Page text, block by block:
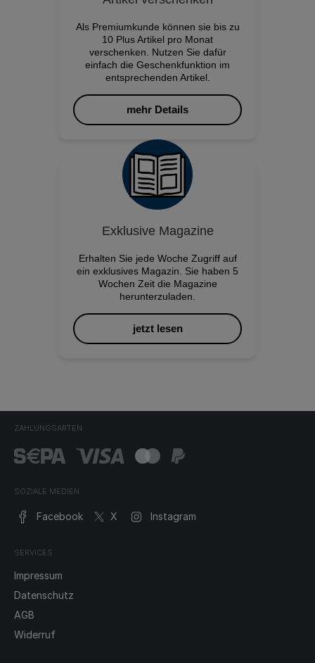
ZAHLUNGSARTEN
SOZIALE MEDIEN
Facebook X Instagram
SERVICES
Impressum
Datenschutz
AGB
Widerruf